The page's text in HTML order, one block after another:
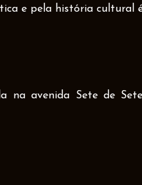
e pela história cultural
na avenida Sete de